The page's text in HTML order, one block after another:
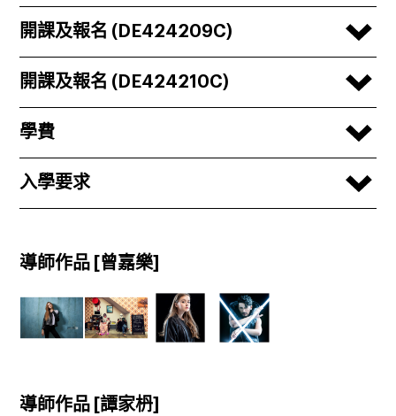
開課及報名 (DE424209C)
開課及報名 (DE424210C)
學費
入學要求
導師作品 [曾嘉樂]
導師作品 [譚家枬]